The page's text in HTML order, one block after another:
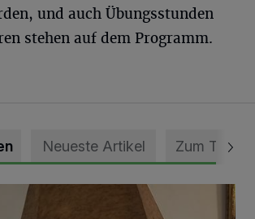
und auch Übungsstunden
stehen auf dem Programm.
Neueste Artikel Zum Thema
in 7 Tage 1 Song